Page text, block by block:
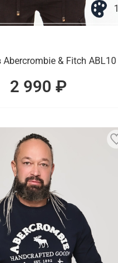
1
Abercrombie & Fitch ABL10
2 990 ₽